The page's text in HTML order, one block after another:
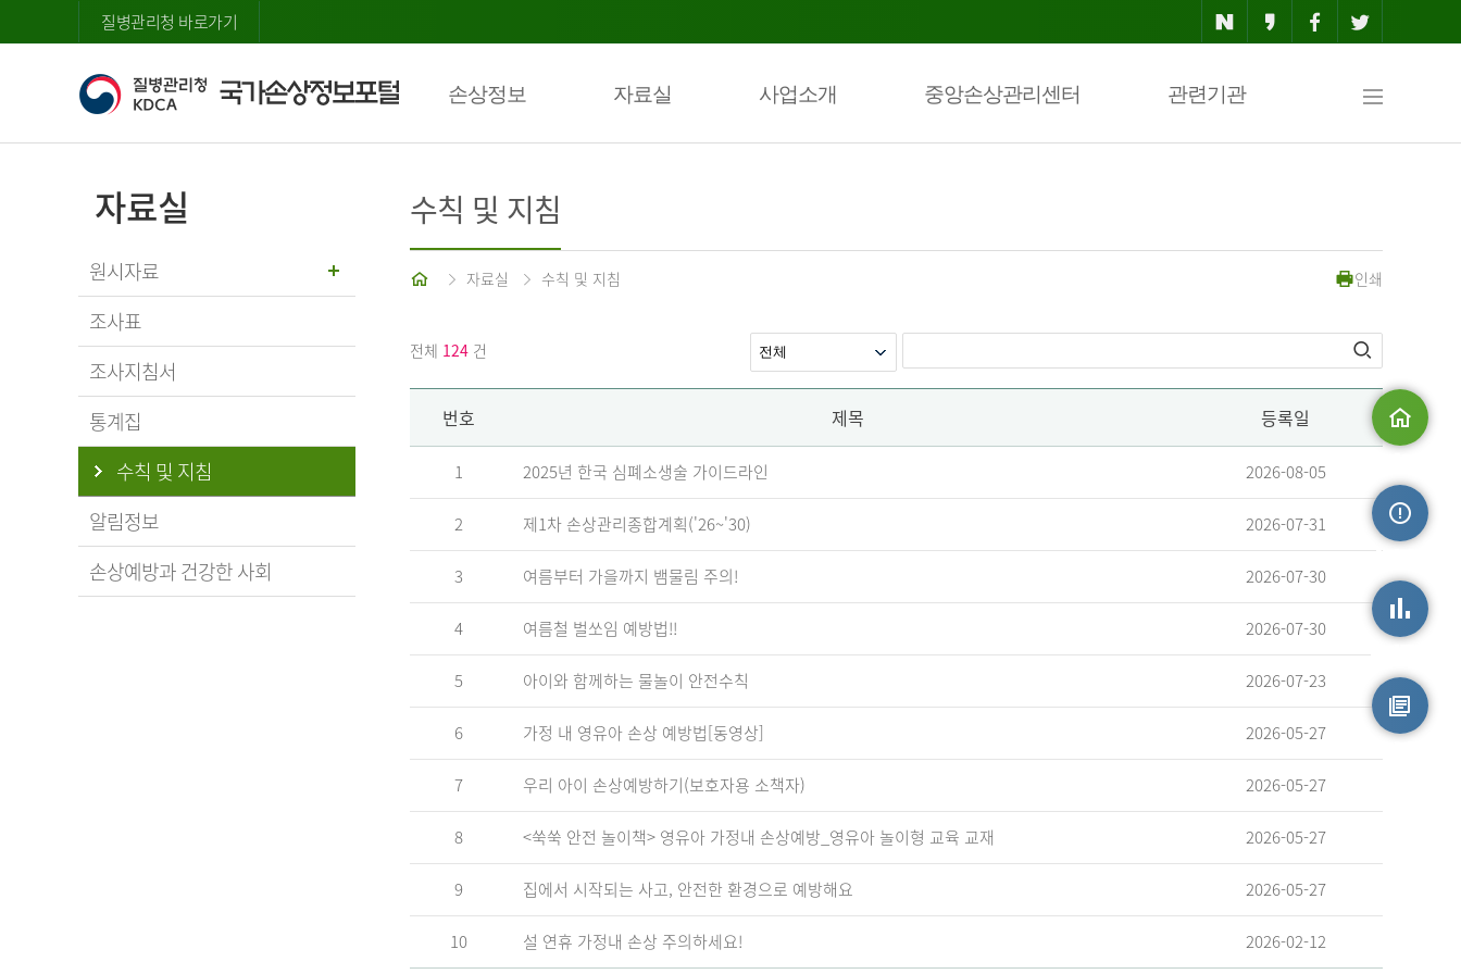
질병관리청 바로가기
손상정보 자료실 사업소개 중앙손상관리센터 관련기관
맵
자료실
원시자료
조사표
조사지침서
통계집
수칙 및 지침
알림정보
손상예방과 건강한 사회
수칙 및 지침
자료실 수칙 및 지침 인쇄
전체 124 건
번호 제목 등록일
1 2025년 한국 심폐소생술 가이드라인 2026-08-05
2 제1차 손상관리종합계획('26~'30) 2026-07-31
3 여름부터 가을까지 뱀물림 주의! 2026-07-30
4 여름철 벌쏘임 예방법!! 2026-07-30
5 아이와 함께하는 물놀이 안전수칙 2026-07-23
6 가정 내 영유아 손상 예방법[동영상] 2026-05-27
7 우리 아이 손상예방하기(보호자용 소책자) 2026-05-27
8 <쑥쑥 안전 놀이책> 영유아 가정내 손상예방_영유아 놀이형 교육 교재 2026-05-27
9 집에서 시작되는 사고, 안전한 환경으로 예방해요 2026-05-27
10 설 연휴 가정내 손상 주의하세요! 2026-02-12
손상정보